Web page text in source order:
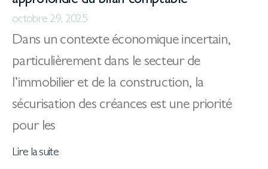
octobre 29, 2025
Dans un contexte économique incertain,
particulièrement dans le secteur de
l’immobilier et de la construction, la
sécurisation des créances est une priorité
pour les
Lire la suite